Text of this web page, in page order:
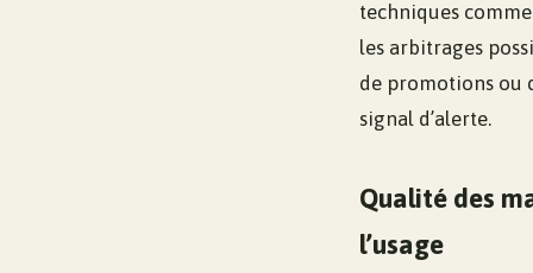
techniques
les arbitrages
de promotions ou
signal d’alerte.
Qualité des
l’usage